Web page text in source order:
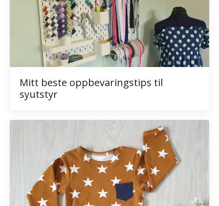
Mitt beste oppbevaringstips til
syutstyr